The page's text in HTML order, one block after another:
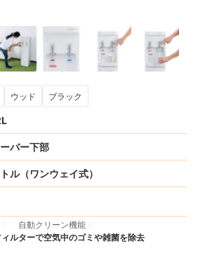
ウッド ブラック
バー下部
ル（ワンウェイ式）
自動クリーン機能
ィルターで空気中のゴミや雑菌を除去